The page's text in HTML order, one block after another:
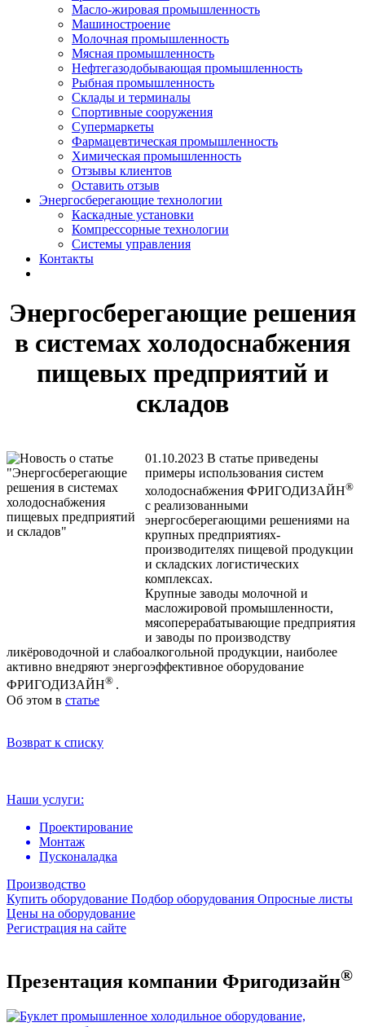
Масло-жировая промышленность
Машиностроение
Молочная промышленность
Мясная промышленность
Нефтегазодобывающая промышленность
Рыбная промышленность
Склады и терминалы
Спортивные сооружения
Супермаркеты
Фармацевтическая промышленность
Химическая промышленность
Отзывы клиентов
Оставить отзыв
Энергосберегающие технологии
Каскадные установки
Компрессорные технологии
Системы управления
Контакты
Энергосберегающие решения
в системах холодоснабжения
пищевых предприятий и
складов
01.10.2023 В статье приведены
примеры использования систем
холодоснабжения ФРИГОДИЗАЙН®
с реализованными
энергосберегающими решениями на
крупных предприятиях-
производителях пищевой продукции
и складских логистических
комплексах.
Крупные заводы молочной и
масложировой промышленности,
мясоперерабатывающие предприятия
и заводы по производству
ликёроводочной и слабоалкогольной продукции, наиболее
активно внедряют энергоэффективное оборудование
ФРИГОДИЗАЙН® .
Об этом в статье
Возврат к списку
Наши услуги:
Проектирование
Монтаж
Пусконаладка
Производство
Купить оборудование Подбор оборудования Опросные листы
Цены на оборудование
Регистрация на сайте
Презентация компании Фригодизайн®